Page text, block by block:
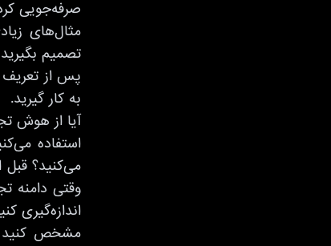
صرفه‌جویی
مثال‌های
تصمیم
پس از تعریف
به کار گیرید.
آیا از هوش
استفاده
می‌کنید؟ قبل
وقتی دامنه
اندازه‌گیری
مشخص کنید